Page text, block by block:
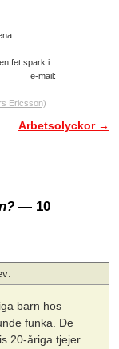
fet spark i
mail:
Ericsson)
Arbetsolyckor →
— 10
barn hos
funka. De
20-åriga tjejer